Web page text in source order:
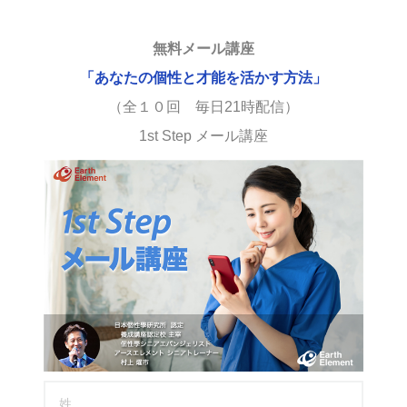
無料メール講座
「あなたの個性と才能を活かす方法」
（全１０回 毎日21時配信）
1st Step メール講座